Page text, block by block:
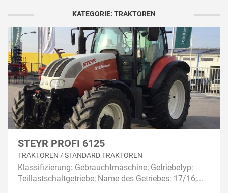
KATEGORIE: TRAKTOREN
STEYR PROFI 6125
TRAKTOREN / STANDARD TRAKTOREN
Klassifizierung: Gebrauchtmaschine; Getriebetyp:
Teillastschaltgetriebe; Name des Getriebes: 17/16;...